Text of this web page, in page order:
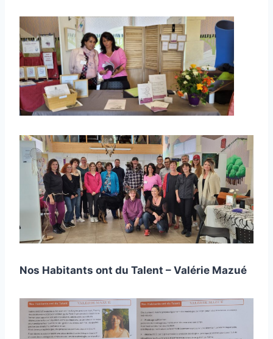
Nos Habitants ont du Talent – Valérie Mazué